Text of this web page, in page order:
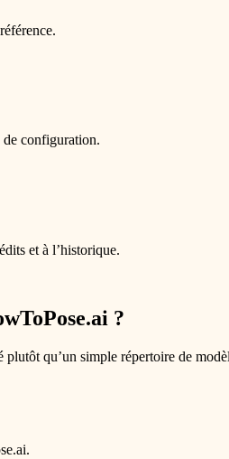
de configuration.
et à l’historique.
?
qu’un simple répertoire de